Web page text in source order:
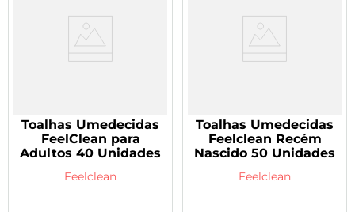
Toalhas Umedecidas
FeelClean para
Adultos 40 Unidades
Feelclean
Toalhas Umedecidas
Feelclean Recém
Nascido 50 Unidades
Feelclean